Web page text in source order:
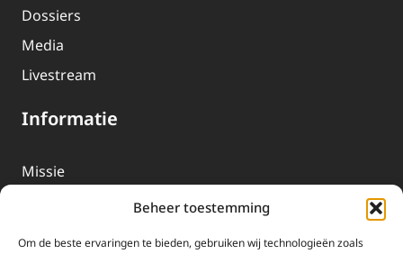
Beheer toestemming
Om de beste ervaringen te bieden, gebruiken wij technologieën zoals
Dossiers
Media
Livestream
Informatie
Missie